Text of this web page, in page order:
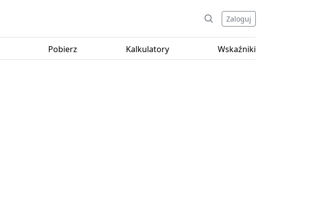
Zaloguj
Pobierz Kalkulatory Wskaźniki